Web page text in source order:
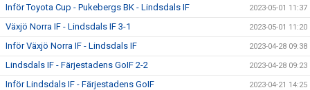
Inför Toyota Cup - Pukebergs BK - Lindsdals IF 2023-05-01 11:37
Växjö Norra IF - Lindsdals IF 3-1 2023-05-01 11:20
Inför Växjö Norra IF - Lindsdals IF 2023-04-28 09:38
Lindsdals IF - Färjestadens GoIF 2-2 2023-04-28 09:23
Inför Lindsdals IF - Färjestadens GoIF 2023-04-21 14:25